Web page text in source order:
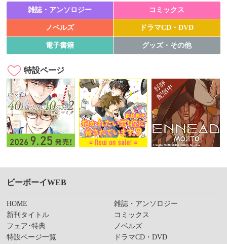
雑誌・アンソロジー コミックス
ノベルズ ドラマCD・DVD
電子書籍 グッズ・その他
特設ページ
ビーボーイWEB
HOME
新刊タイトル
フェア･特典
特設ページ一覧
雑誌・アンソロジー
コミックス
ノベルズ
ドラマCD・DVD